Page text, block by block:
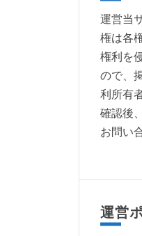
運営当
権は各
権利を
ので、
利所有
確認後
お問い
運営